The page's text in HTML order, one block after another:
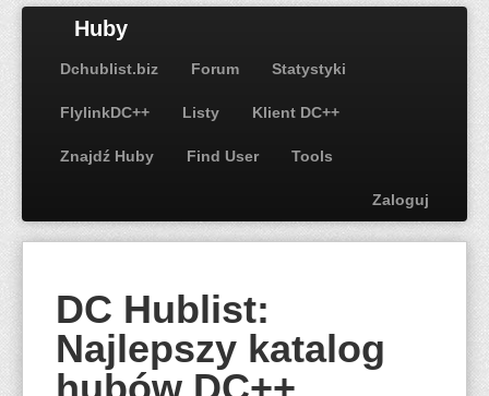
Huby
Dchublist.biz Forum Statystyki
FlylinkDC++ Listy Klient DC++
Znajdź Huby Find User Tools
Zaloguj
DC Hublist:
Najlepszy katalog